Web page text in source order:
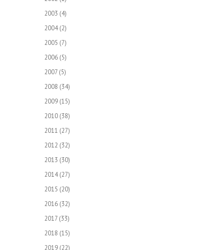
2003 (4)
2004(2)
2005 (7)
2006 (5)
2007 (5)
2008 (34)
2009 (15)
2010 (38)
2011 (27)
2012 (32)
2013 (30)
2014(27)
2015 (20)
2016 (32)
2017 (33)
2018 (15)
2019 (22)